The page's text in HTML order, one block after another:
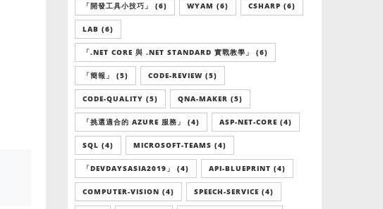
「開發工具小技巧」 (6) WYAM (6) CSHARP (6)
LAB (6)
「.NET CORE 與 .NET STANDARD 實戰教學」 (6)
「簡報」 (5) CODE-REVIEW (5)
CODE-QUALITY (5) QNA-MAKER (5)
「挑選適合的 AZURE 服務」 (4) ASP-NET-CORE (4)
SQL (4) MICROSOFT-TEAMS (4)
「DEVDAYSASIA2019」 (4) API-BLUEPRINT (4)
COMPUTER-VISION (4) SPEECH-SERVICE (4)